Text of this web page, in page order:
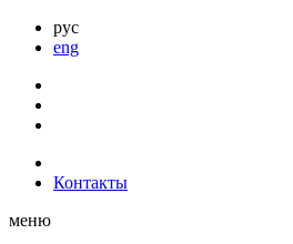
рус
eng
Контакты
меню